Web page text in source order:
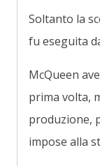
Soltanto la
fu eseguita
McQueen
prima volta,
produzione,
impose alla